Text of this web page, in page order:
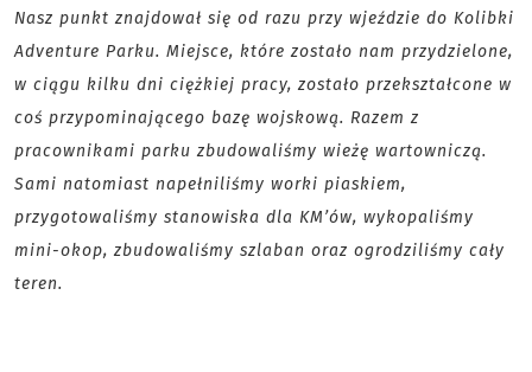
Nasz punkt znajdował się od razu przy wjeździe do Kolibki
Adventure Parku. Miejsce, które zostało nam przydzielone,
w ciągu kilku dni ciężkiej pracy, zostało przekształcone w
coś przypominającego bazę wojskową. Razem z
pracownikami parku zbudowaliśmy wieżę wartowniczą.
Sami natomiast napełniliśmy worki piaskiem,
przygotowaliśmy stanowiska dla KM’ów, wykopaliśmy
mini-okop, zbudowaliśmy szlaban oraz ogrodziliśmy cały
teren.